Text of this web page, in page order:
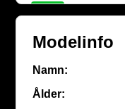
Modelinfo
Namn:
Ålder: